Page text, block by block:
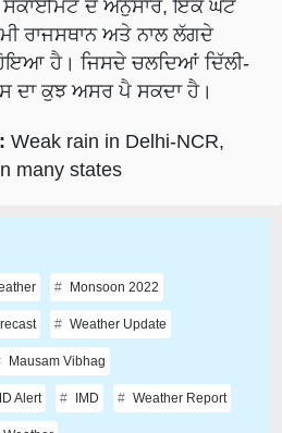
ਹੈ। ਜਿਸਦੇ ਚਲਦਿਆਂ ਦਿੱਲੀ-
ਕੁਝ ਅਸਰ ਪੈ ਸਕਦਾ ਹੈ।
Weak rain in Delhi-NCR,
many states
Weather Update
Mausam Vibhag
Alert IMD